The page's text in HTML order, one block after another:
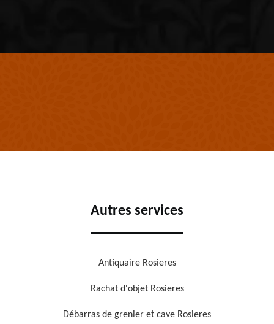
Autres services
Antiquaire Rosieres
Rachat d'objet Rosieres
Débarras de grenier et cave Rosieres